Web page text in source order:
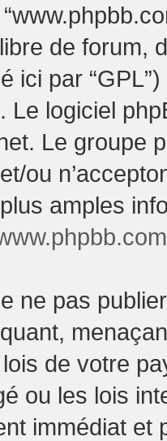
de forum,
ici par
. Le logiciel
Le groupe
ou
amples
ne pas
de votre
ou les lois
immédiat et